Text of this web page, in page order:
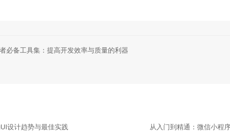
必备工具集：提高开发效率与质量的利器
设计趋势与最佳实践 从入门到精通：微信小程